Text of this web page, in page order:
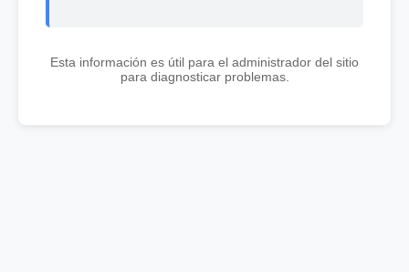
Esta información es útil para el administrador del sitio
para diagnosticar problemas.